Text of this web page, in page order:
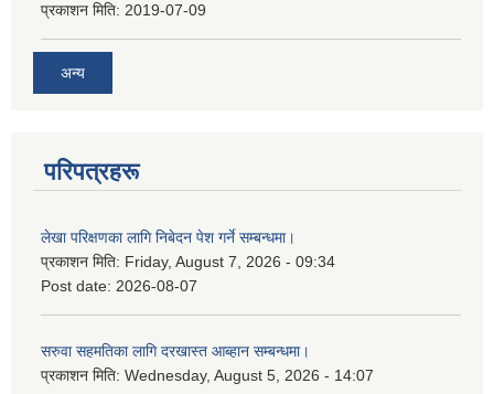
प्रकाशन मिति: 2019-07-09
अन्य
परिपत्रहरू
लेखा परिक्षणका लागि निबेदन पेश गर्ने सम्बन्धमा।
प्रकाशन मिति: Friday, August 7, 2026 - 09:34
Post date: 2026-08-07
सरुवा सहमतिका लागि दरखास्त आब्हान सम्बन्धमा।
प्रकाशन मिति: Wednesday, August 5, 2026 - 14:07